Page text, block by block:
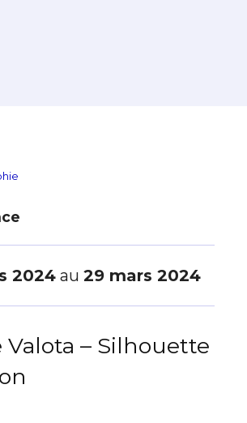
2024 au 29 mars 2024
Valota – Silhouette